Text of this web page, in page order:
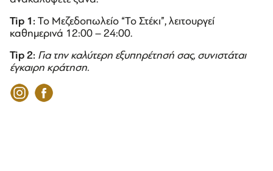
Tip 1: Το Μεζεδοπωλείο “Το Στέκι”, λειτουργεί
καθημερινά 12:00 – 24:00.
Tip 2: Για την καλύτερη εξυπηρέτησή σας, συνιστάται
έγκαιρη κράτηση.